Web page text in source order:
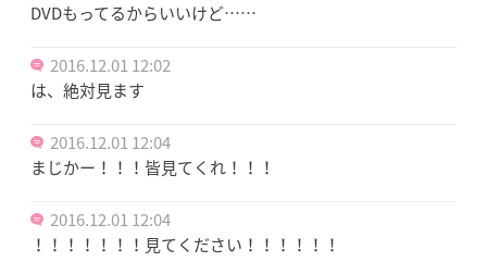
DVDもってるからいいけど……
2016.12.01 12:02
は、絶対見ます
2016.12.01 12:04
まじかー！！！皆見てくれ！！！
2016.12.01 12:04
！！！！！！！見てください！！！！！！